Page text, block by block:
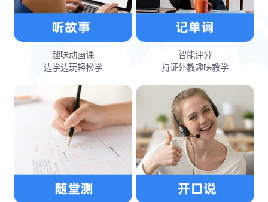
趣味动画课
边学边玩轻松学
智能评分
持证外教趣味教学